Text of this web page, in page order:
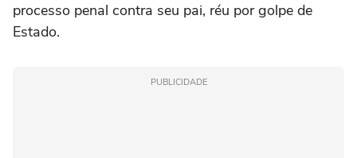
processo penal contra seu pai, réu por golpe de
Estado.
PUBLICIDADE